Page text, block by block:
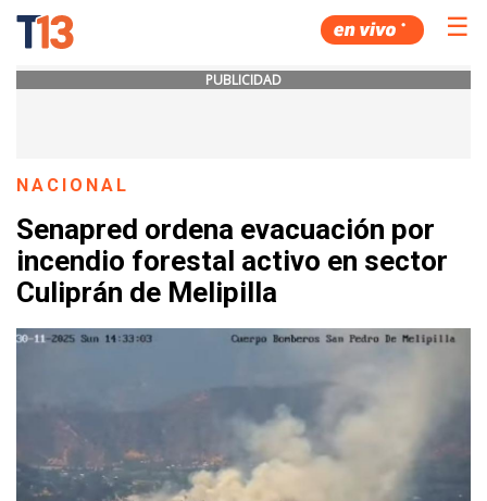
☰
PUBLICIDAD
NACIONAL
Senapred ordena evacuación por
incendio forestal activo en sector
Culiprán de Melipilla